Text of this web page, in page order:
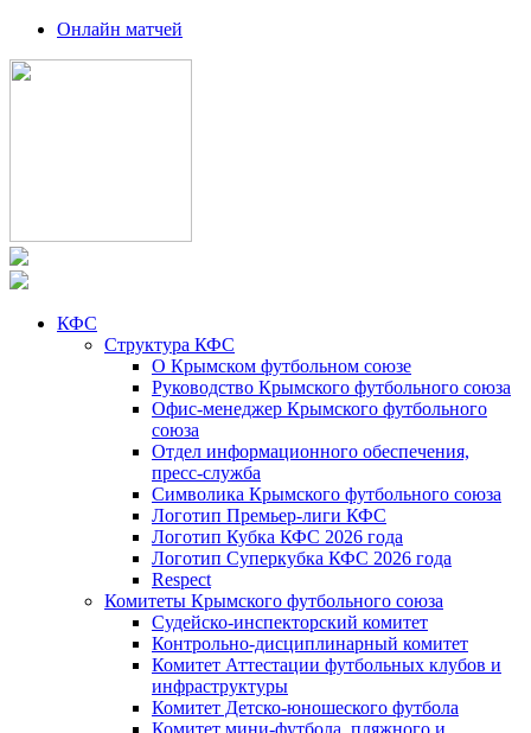
Онлайн матчей
КФС
Структура КФС
О Крымском футбольном союзе
Руководство Крымского футбольного союза
Офис-менеджер Крымского футбольного
союза
Отдел информационного обеспечения,
пресс-служба
Символика Крымского футбольного союза
Логотип Премьер-лиги КФС
Логотип Кубка КФС 2026 года
Логотип Суперкубка КФС 2026 года
Respect
Комитеты Крымского футбольного союза
Судейско-инспекторский комитет
Контрольно-дисциплинарный комитет
Комитет Аттестации футбольных клубов и
инфраструктуры
Комитет Детско-юношеского футбола
Комитет мини-футбола, пляжного и